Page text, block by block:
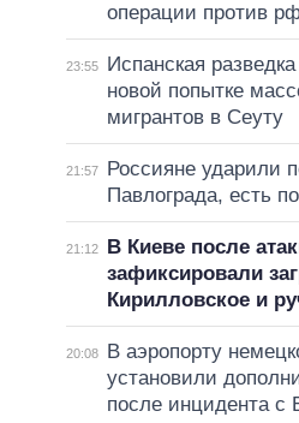
операции против
23:55
Испанская
новой попытке
мигрантов в Сеуту
21:57
Россияне ударили
Павлограда, есть
21:12
В Киеве после
зафиксировали
Кирилловское и
20:08
В аэропорту
установили
после инцидента с